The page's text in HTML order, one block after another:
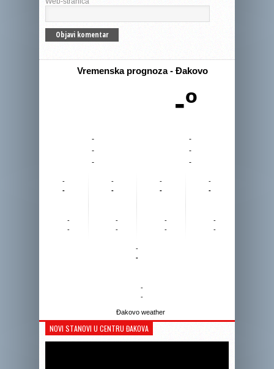
Vremenska prognoza - Đakovo
-º
-
-
-
-
-
-
-
-
-
-
-
-
-
-
-
-
-
-
-
-
-
-
-
-
-
-
Đakovo weather
NOVI STANOVI U CENTRU ĐAKOVA